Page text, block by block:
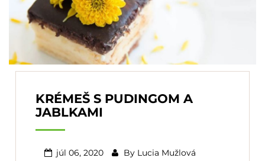
KRÉMEŠ S PUDINGOM A
JABLKAMI
júl 06, 2020 By Lucia Mužlová